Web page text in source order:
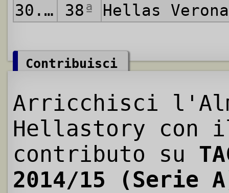
30.05.2015
38ª Hellas
Contribuisci
Arricchisci
Hellastory con
contributo su
2014/15 (Serie